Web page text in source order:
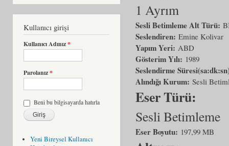
Kullanıcı girişi
Kullanıcı Adınız*
Parolanız*
Beni bu bilgisayarda hatırla
Yeni Bireysel Kullanıcı
1 Ayrım
Sesli Betimleme Alt Türü:
Seslendiren: Emine Kolivar
Yapım Yeri: ABD
Gösterim Yılı: 1989
Seslendirme
Alındığı Kurum: Sesli
Eser Türü:
Sesli Betimleme
Eser Boyutu: 197,99 MB